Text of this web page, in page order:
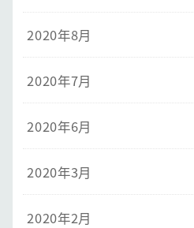
2020年8月
2020年7月
2020年6月
2020年3月
2020年2月